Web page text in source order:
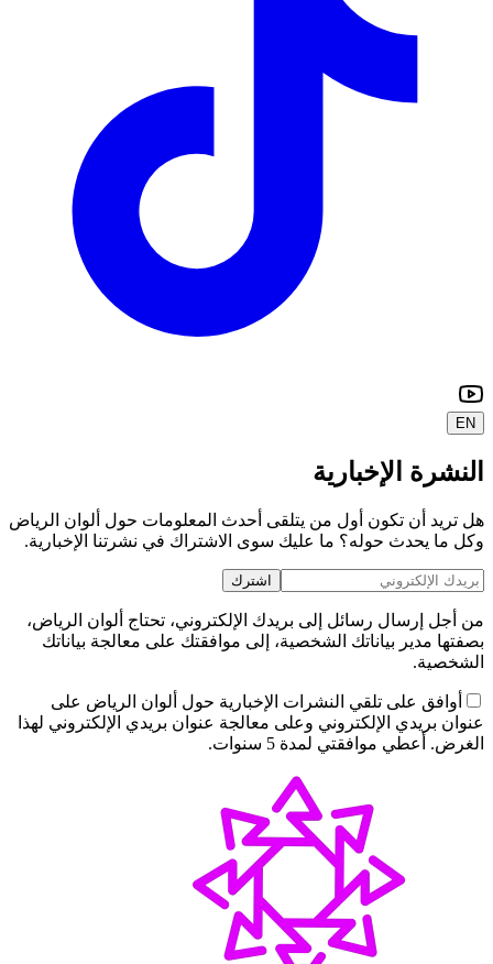
EN
النشرة الإخبارية
هل تريد أن تكون أول من يتلقى أحدث المعلومات حول ألوان الرياض
وكل ما يحدث حوله؟ ما عليك سوى الاشتراك في نشرتنا الإخبارية.
اشترك
من أجل إرسال رسائل إلى بريدك الإلكتروني، تحتاج ألوان الرياض،
بصفتها مدير بياناتك الشخصية، إلى موافقتك على معالجة بياناتك
الشخصية.
أوافق على تلقي النشرات الإخبارية حول ألوان الرياض على
عنوان بريدي الإلكتروني وعلى معالجة عنوان بريدي الإلكتروني لهذا
الغرض. أعطي موافقتي لمدة 5 سنوات.